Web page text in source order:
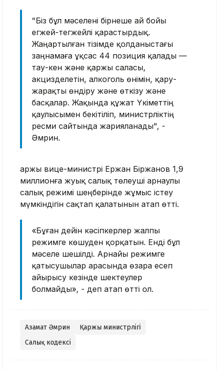
"Біз бұл мәселені бірнеше ай бойы
егжей-тегжейлі қарастырдық.
Жаңартылған тізімде қолданыстағы
заңнамаға ұқсас 44 позиция қалады —
тау-кен және қаржы саласы,
акцизделетін, алкоголь өнімін, қару-
жарақты өндіру және өткізу және
басқалар. Жақында құжат Үкіметтің
қаулысымен бекітіліп, министрліктің
ресми сайтында жарияланады", -
Әмрин.
Қаржы вице-министрі Ержан Біржанов 1,9
миллионға жуық салық төлеуші арнаулы
салық режимі шеңберінде жұмыс істеу
мүмкіндігін сақтап қалатынын атап өтті.
«Бұған дейін кәсіпкерлер жалпы
режимге көшуден қорқатын. Енді бұл
мәселе шешілді. Арнайы режимге
қатысушылар арасында өзара есеп
айырысу кезінде шектеулер
болмайды», - деп атап өтті ол.
Азамат Әмрин
Қаржы министрлігі
Салық кодексі